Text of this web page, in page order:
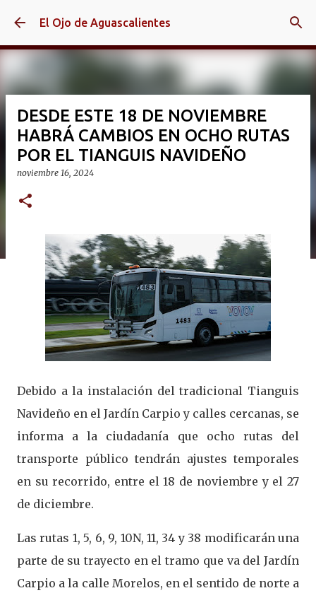
Ir al contenido principal
El Ojo de Aguascalientes
DESDE ESTE 18 DE NOVIEMBRE
HABRÁ CAMBIOS EN OCHO RUTAS
POR EL TIANGUIS NAVIDEÑO
noviembre 16, 2024
Debido a la instalación del tradicional Tianguis
Navideño en el Jardín Carpio y calles cercanas, se
informa a la ciudadanía que ocho rutas del
transporte público tendrán ajustes temporales
en su recorrido, entre el 18 de noviembre y el 27
de diciembre.
Las rutas 1, 5, 6, 9, 10N, 11, 34 y 38 modificarán una
parte de su trayecto en el tramo que va del Jardín
Carpio a la calle Morelos, en el sentido de norte a